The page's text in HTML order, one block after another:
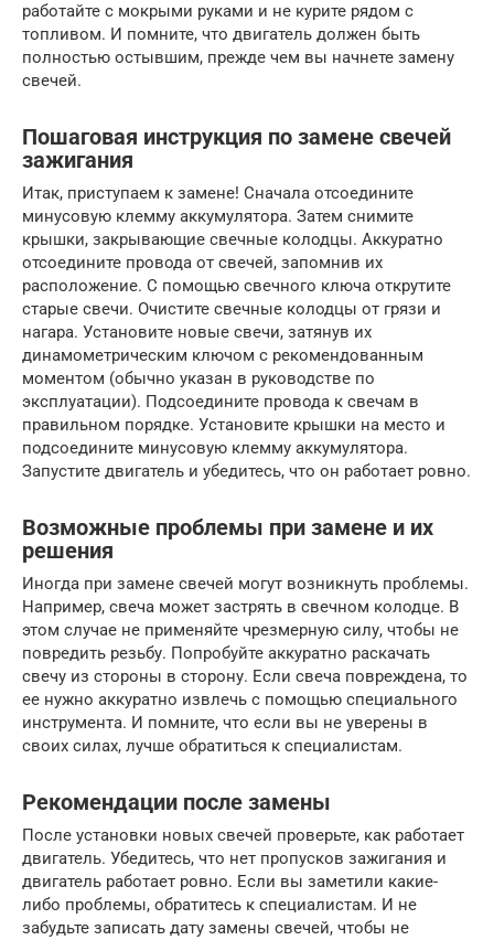
работайте с мокрыми руками и не курите рядом с
топливом. И помните, что двигатель должен быть
полностью остывшим, прежде чем вы начнете замену
свечей.
Пошаговая инструкция по замене свечей
зажигания
Итак, приступаем к замене! Сначала отсоедините
минусовую клемму аккумулятора. Затем снимите
крышки, закрывающие свечные колодцы. Аккуратно
отсоедините провода от свечей, запомнив их
расположение. С помощью свечного ключа открутите
старые свечи. Очистите свечные колодцы от грязи и
нагара. Установите новые свечи, затянув их
динамометрическим ключом с рекомендованным
моментом (обычно указан в руководстве по
эксплуатации). Подсоедините провода к свечам в
правильном порядке. Установите крышки на место и
подсоедините минусовую клемму аккумулятора.
Запустите двигатель и убедитесь, что он работает ровно.
Возможные проблемы при замене и их
решения
Иногда при замене свечей могут возникнуть проблемы.
Например, свеча может застрять в свечном колодце. В
этом случае не применяйте чрезмерную силу, чтобы не
повредить резьбу. Попробуйте аккуратно раскачать
свечу из стороны в сторону. Если свеча повреждена, то
ее нужно аккуратно извлечь с помощью специального
инструмента. И помните, что если вы не уверены в
своих силах, лучше обратиться к специалистам.
Рекомендации после замены
После установки новых свечей проверьте, как работает
двигатель. Убедитесь, что нет пропусков зажигания и
двигатель работает ровно. Если вы заметили какие-
либо проблемы, обратитесь к специалистам. И не
забудьте записать дату замены свечей, чтобы не